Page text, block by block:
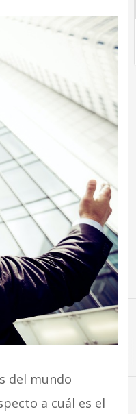
del mundo
a cuál es el
A
Axity